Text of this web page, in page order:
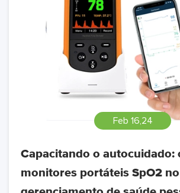
Feb 16,24
Capacitando o autocuidado:
monitores portáteis SpO2 no